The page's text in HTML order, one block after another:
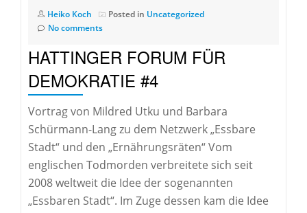
Heiko Koch Posted in Uncategorized
No comments
HATTINGER FORUM FÜR
DEMOKRATIE #4
Vortrag von Mildred Utku und Barbara
Schürmann-Lang zu dem Netzwerk „Essbare
Stadt“ und den „Ernährungsräten“ Vom
englischen Todmorden verbreitete sich seit
2008 weltweit die Idee der sogenannten
„Essbaren Stadt“. Im Zuge dessen kam die Idee